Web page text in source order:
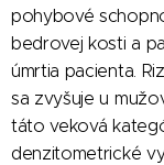
pohybové
bedrovej kosti a
úmrtia pacienta.
sa zvyšuje u
táto veková
denzitometrické